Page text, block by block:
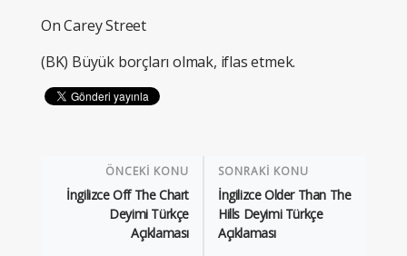
On Carey Street
(BK) Büyük borçları olmak, iflas etmek.
ÖNCEKİ KONU
İngilizce Off The Chart
Deyimi Türkçe
Açıklaması
SONRAKİ KONU
İngilizce Older Than The
Hills Deyimi Türkçe
Açıklaması